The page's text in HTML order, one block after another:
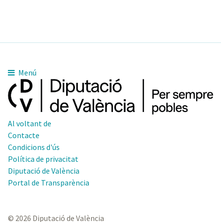
Menú
Al voltant de
Contacte
Condicions d'ús
Política de privacitat
Diputació de València
Portal de Transparència
© 2026 Diputació de València